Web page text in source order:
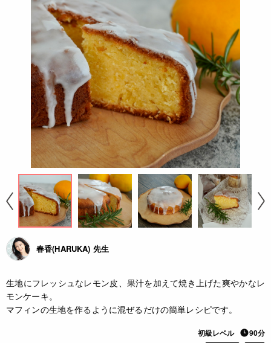
春香(HARUKA) 先生
生地にフレッシュなレモン皮、果汁を加えて焼き上げた爽やかなレ
モンケーキ。
マフィンの生地を作るように混ぜるだけの簡単レシピです。
初級レベル 90分